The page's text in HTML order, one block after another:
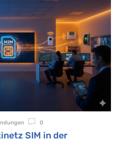
0
SIM in der